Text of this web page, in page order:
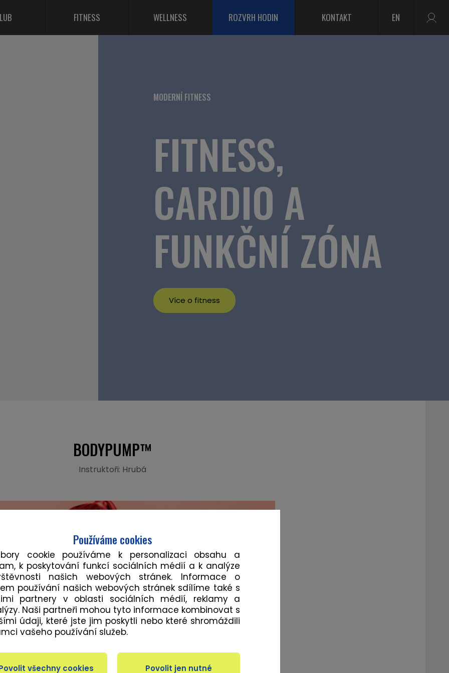
FITNESS WELLNESS ROZVRH HODIN KONTAKT EN
MODERNÍ FITNESS
FITNESS,
CARDIO A
FUNKČNÍ ZÓNA
Více o fitness
BODYPUMP™
Instruktoři: Hrubá
Používáme cookies
cookie používáme k personalizaci obsahu a
k poskytování funkcí sociálních médií a k analýze
našich webových stránek. Informace o
používání našich webových stránek sdílíme také s
partnery v oblasti sociálních médií, reklamy a
Naši partneři mohou tyto informace kombinovat s
údaji, které jste jim poskytli nebo které shromáždili
vašeho používání služeb.